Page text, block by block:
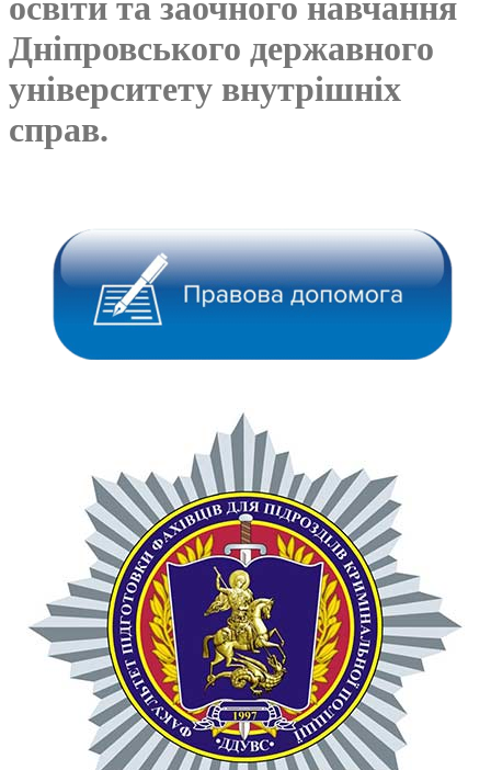
Дніпровського державного
університету внутрішніх
справ.